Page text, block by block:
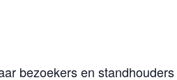
bezoekers en